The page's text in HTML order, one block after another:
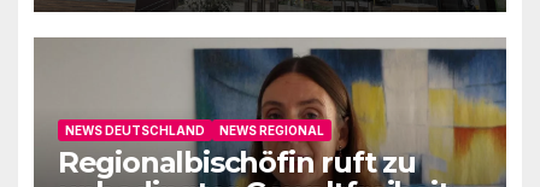
NEWS DEUTSCHLAND NEWS REGIONAL
Regionalbischöfin ruft zu